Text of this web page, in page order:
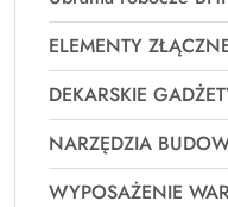
ELEMENTY
DEKARSKIE
NARZĘDZIA
WYPOSAŻENIE